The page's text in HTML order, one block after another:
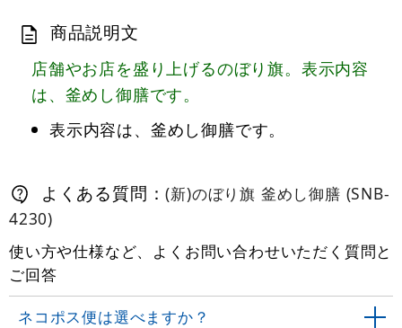
商品説明文
店舗やお店を盛り上げるのぼり旗。表示内容
は、釜めし御膳です。
表示内容は、釜めし御膳です。
よくある質問：(新)のぼり旗 釜めし御膳 (SNB-
4230)
使い方や仕様など、よくお問い合わせいただく質問と
ご回答
ネコポス便は選べますか？